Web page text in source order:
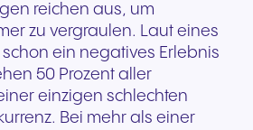
reichen aus, um
zu vergraulen. Laut eines
schon ein negatives Erlebnis
50 Prozent aller
einzigen schlechten
Bei mehr als einer